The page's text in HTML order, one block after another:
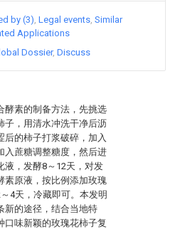
酵素的制备方法，先挑选
子，用清水冲洗干净后沥
后的柿子打浆破碎，加入
入蔗糖调整糖度，然后进
液，发酵8～12天，对发
素原液，按比例添加玫瑰
4天，冷藏即可。本发明
新的途径，结合当地特
口味新颖的玫瑰花柿子复
by (3) Legal events Similar
Applications
Dossier Discuss